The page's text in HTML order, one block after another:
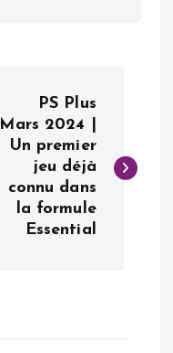
PS Plus
Mars 2024 |
Un premier
jeu déjà
connu dans
la formule
Essential